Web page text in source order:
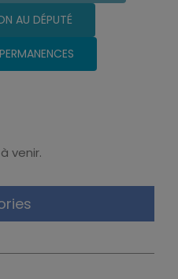
AU DÉPUTÉ
venir.